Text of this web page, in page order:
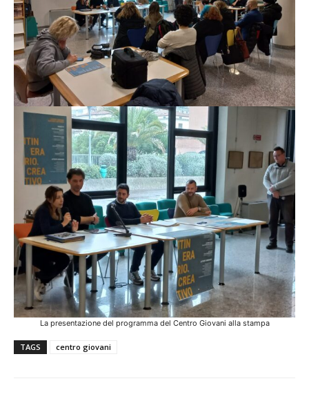
La presentazione del programma del Centro Giovani alla stampa
TAGS centro giovani